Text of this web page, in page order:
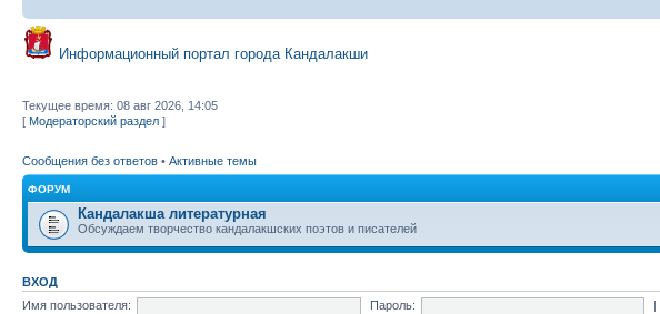
Информационный портал города Кандалакши
Текущее время: 08 авг 2026, 14:05
[ Модераторский раздел ]
Сообщения без ответов • Активные темы
ФОРУМ
Кандалакша литературная
Обсуждаем творчество кандалакшских поэтов и писателей
ВХОД
Имя пользователя:
Пароль: